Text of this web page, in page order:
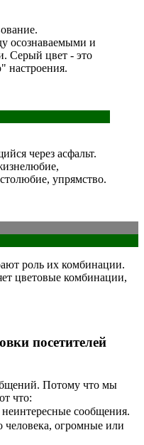
осознаваемыми и
Серый цвет - это
через асфальт.
упрямство.
роль их комбинации.
цветовые комбинации,
посетителей
. Потому что мы
что:
сообщения.
человека, огромные или